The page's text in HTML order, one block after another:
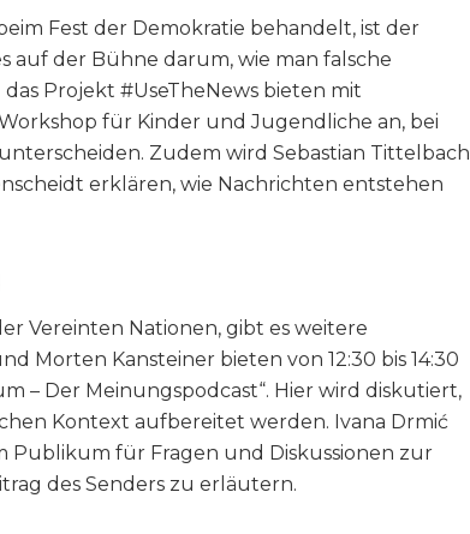
Fest der Demokratie behandelt, ist der
auf der Bühne darum, wie man falsche
Projekt #UseTheNews bieten mit
für Kinder und Jugendliche an, bei
Zudem wird Sebastian Tittelbach
erklären, wie Nachrichten entstehen
Vereinten Nationen, gibt es weitere
Morten Kansteiner bieten von 12:30 bis 14:30
– Der Meinungspodcast“. Hier wird diskutiert,
Kontext aufbereitet werden. Ivana Drmić
Publikum für Fragen und Diskussionen zur
des Senders zu erläutern.